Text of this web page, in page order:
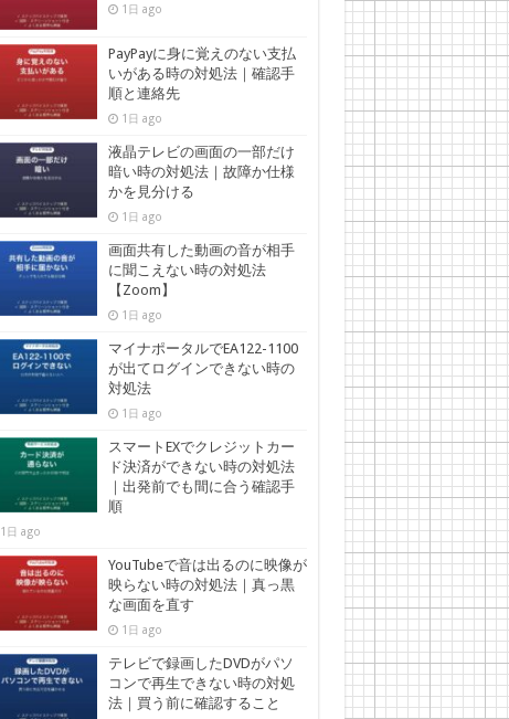
1日 ago
PayPayに身に覚えのない支払
いがある時の対処法｜確認手
順と連絡先
1日 ago
液晶テレビの画面の一部だけ
暗い時の対処法｜故障か仕様
かを見分ける
1日 ago
画面共有した動画の音が相手
に聞こえない時の対処法
【Zoom】
1日 ago
マイナポータルでEA122-1100
が出てログインできない時の
対処法
1日 ago
スマートEXでクレジットカー
ド決済ができない時の対処法
｜出発前でも間に合う確認手
順
1日 ago
YouTubeで音は出るのに映像が
映らない時の対処法｜真っ黒
な画面を直す
1日 ago
テレビで録画したDVDがパソ
コンで再生できない時の対処
法｜買う前に確認すること